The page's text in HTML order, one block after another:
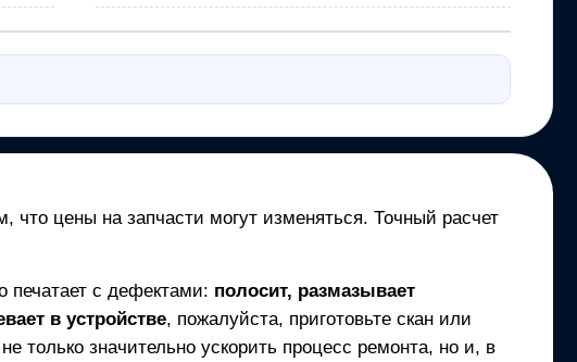
что цены на запчасти могут изменяться. Точный расчет
печатает с дефектами: полосит, размазывает
в устройстве, пожалуйста, приготовьте скан или
только значительно ускорить процесс ремонта, но и, в